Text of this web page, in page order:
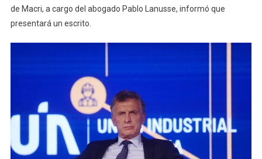
de Macri, a cargo del abogado Pablo Lanusse, informó que
presentará un escrito.